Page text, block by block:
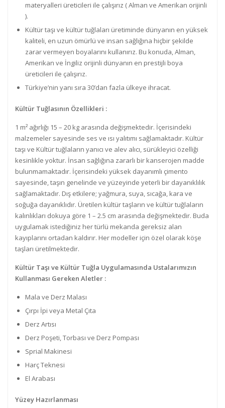
materyalleri üreticileri ile çalışırız ( Alman ve Amerikan orijinli
).
Kültür taşı ve kültür tuğlaları üretiminde dünyanın en yüksek
kaliteli, en uzun ömürlü ve insan sağlığına hiçbir şekilde
zarar vermeyen boyalarını kullanırız. Bu konuda, Alman,
Amerikan ve İngiliz orijinli dünyanın en prestijli boya
üreticileri ile çalışırız.
Türkiye’nin yanı sıra 30’dan fazla ülkeye ihracat.
Kültür Tuğlasının Özellikleri :
1 m² ağırlığı 15 – 20 kg arasında değişmektedir. İçerisindeki
malzemeler sayesinde ses ve ısı yalıtımı sağlamaktadır. Kültür
taşı ve Kültür tuğlaların yanıcı ve alev alıcı, sürükleyici özelliği
kesinlikle yoktur. İnsan sağlığına zararlı bir kanserojen madde
bulunmamaktadır. İçerisindeki yüksek dayanımlı çimento
sayesinde, taşın genelinde ve yüzeyinde yeterli bir dayanıklılık
sağlamaktadır. Dış etkilere; yağmura, suya, sıcağa, kara ve
soğuğa dayanıklıdır. Üretilen kültür taşların ve kültür tuğlaların
kalınlıkları dokuya göre 1 – 2.5 cm arasında değişmektedir. Buda
uygulamak istediğiniz her türlü mekanda gereksiz alan
kayıplarını ortadan kaldırır. Her modeller için özel olarak köşe
taşları üretilmektedir.
Kültür Taşı ve Kültür Tuğla Uygulamasında Ustalarımızın
Kullanması Gereken Aletler :
Mala ve Derz Malası
Çırpı İpi veya Metal Çıta
Derz Artısı
Derz Poşeti, Torbası ve Derz Pompası
Sprial Makinesi
Harç Teknesi
El Arabası
Yüzey Hazırlanması